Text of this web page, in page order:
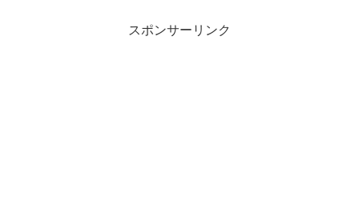
スポンサーリンク